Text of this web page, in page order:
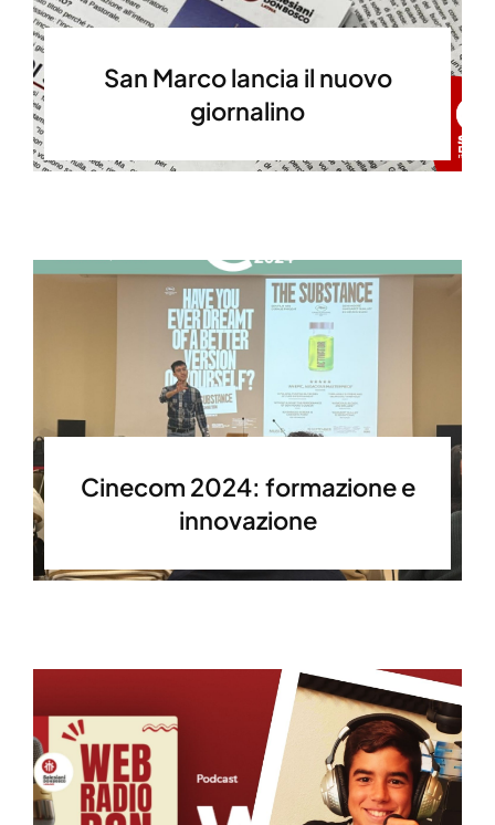
San Marco lancia il nuovo
giornalino
Cinecom 2024: formazione e
innovazione